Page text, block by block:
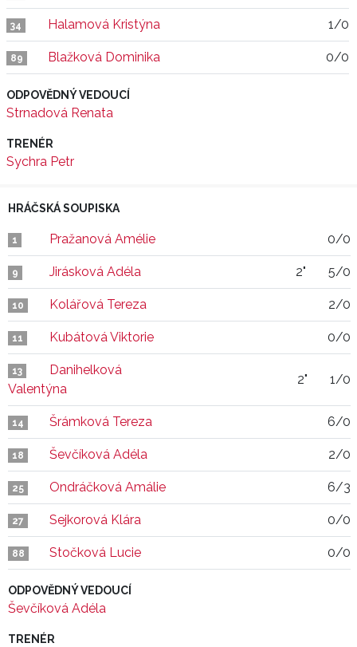
34 Halamová Kristýna 1/0
89 Blažková Dominika 0/0
ODPOVĚDNÝ VEDOUCÍ
Strnadová Renata
TRENÉR
Sychra Petr
HRÁČSKÁ SOUPISKA
1 Pražanová Amélie 0/0
9 Jirásková Adéla 2" 5/0
10 Kolářová Tereza 2/0
11 Kubátová Viktorie 0/0
13
Danihelková
Valentýna
2" 1/0
14 Šrámková Tereza 6/0
18 Ševčíková Adéla 2/0
25 Ondráčková Amálie 6/3
27 Sejkorová Klára 0/0
88 Stočková Lucie 0/0
ODPOVĚDNÝ VEDOUCÍ
Ševčíková Adéla
TRENÉR